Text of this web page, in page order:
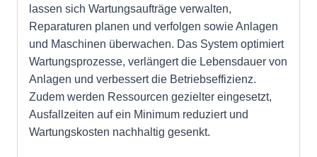
lassen sich Wartungsaufträge verwalten,
Reparaturen planen und verfolgen sowie Anlagen
und Maschinen überwachen. Das System optimiert
Wartungsprozesse, verlängert die Lebensdauer von
Anlagen und verbessert die Betriebseffizienz.
Zudem werden Ressourcen gezielter eingesetzt,
Ausfallzeiten auf ein Minimum reduziert und
Wartungskosten nachhaltig gesenkt.